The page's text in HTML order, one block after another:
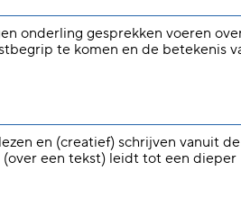
onderling gesprekken voeren
te komen en de betekenis
en (creatief) schrijven vanuit
(over een tekst) leidt tot een dieper